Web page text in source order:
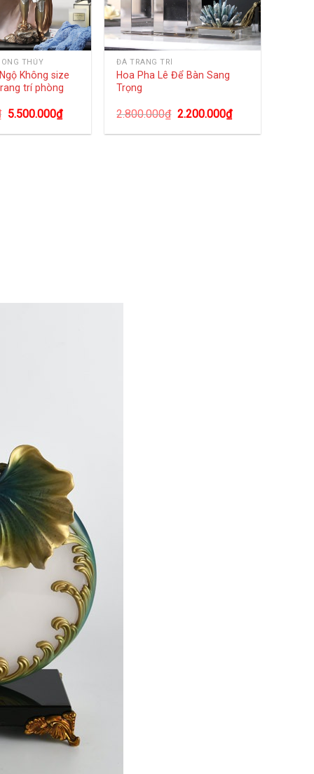
THỦY
Không size
trí phòng
5.500.000₫
ĐÁ TRANG TRÍ
Hoa Pha Lê Để Bàn Sang
Trọng
2.800.000₫ 2.200.000₫